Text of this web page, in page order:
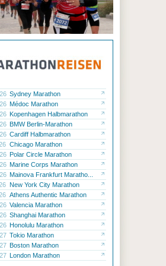
besser regenerieren - Das
Wasser kann Leistungsfähigkeit
Sydney Marathon
Médoc Marathon
Kopenhagen Halbmarathon
BMW Berlin-Marathon
Cardiff Halbmarathon
Chicago Marathon
Polar Circle Marathon
Marine Corps Marathon
Mainova Frankfurt Maratho...
New York City Marathon
Athens Authentic Marathon
Valencia Marathon
Shanghai Marathon
Honolulu Marathon
Tokio Marathon
Boston Marathon
London Marathon